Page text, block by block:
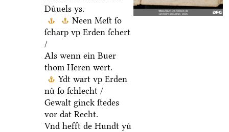
Duͤuels ys.
Neen Meſt ſo
ſcharp vp Erden ſchert
/
Als wenn ein Buer
thom Heren wert.
Ydt wart vp Erden
nuͤ ſo ſchlecht /
Gewalt ginck ſtedes
vor dat Recht.
Vnd hefft de Hundt yuͤ